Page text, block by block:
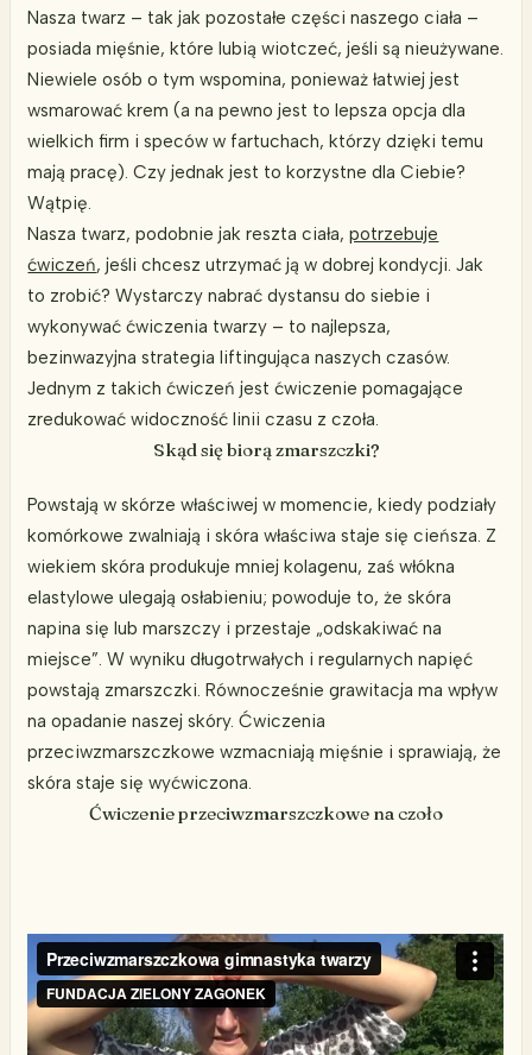
Nasza twarz – tak jak pozostałe części naszego ciała –
posiada mięśnie, które lubią wiotczeć, jeśli są nieużywane.
Niewiele osób o tym wspomina, ponieważ łatwiej jest
wsmarować krem (a na pewno jest to lepsza opcja dla
wielkich firm i speców w fartuchach, którzy dzięki temu
mają pracę). Czy jednak jest to korzystne dla Ciebie?
Wątpię.
Nasza twarz, podobnie jak reszta ciała,potrzebuje
ćwiczeń, jeśli chcesz utrzymać ją w dobrej kondycji. Jak
to zrobić? Wystarczy nabrać dystansu do siebie i
wykonywać ćwiczenia twarzy – to najlepsza,
bezinwazyjna strategia liftingująca naszych czasów.
Jednym z takich ćwiczeń jest ćwiczenie pomagające
zredukować widoczność linii czasu z czoła.
Skąd się biorą zmarszczki?
Powstają w skórze właściwej w momencie, kiedy podziały
komórkowe zwalniają i skóra właściwa staje się cieńsza. Z
wiekiem skóra produkuje mniej kolagenu, zaś włókna
elastylowe ulegają osłabieniu; powoduje to, że skóra
napina się lub marszczy i przestaje „odskakiwać na
miejsce”. W wyniku długotrwałych i regularnych napięć
powstają zmarszczki. Równocześnie grawitacja ma wpływ
na opadanie naszej skóry. Ćwiczenia
przeciwzmarszczkowe wzmacniają mięśnie i sprawiają, że
skóra staje się wyćwiczona.
Ćwiczenie przeciwzmarszczkowe na czoło